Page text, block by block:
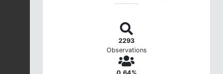
2293
Observations